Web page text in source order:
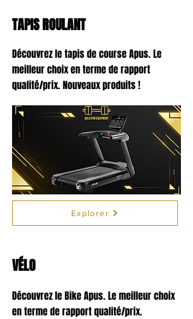
TAPIS ROULANT
Découvrez le tapis de course Apus. Le
meilleur choix en terme de rapport
qualité/prix. Nouveaux produits !
Explorer
VÉLO
Découvrez le Bike Apus. Le meilleur choix
en terme de rapport qualité/prix.